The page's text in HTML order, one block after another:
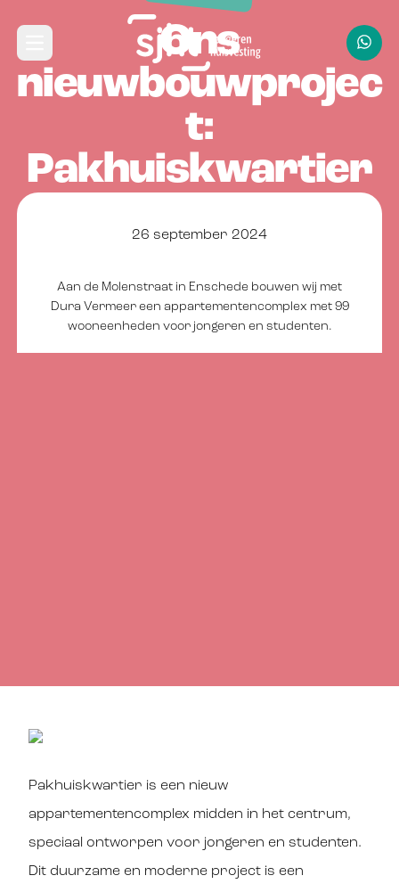
Direct naar hoofdinhoud Navbar
Open hoofdmenu
Ons
nieuwbouwprojec
t:
Pakhuiskwartier
26 september 2024
Aan de Molenstraat in Enschede bouwen wij met
Dura Vermeer een appartementencomplex met 99
wooneenheden voor jongeren en studenten.
Pakhuiskwartier is een nieuw
appartementencomplex midden in het centrum,
speciaal ontworpen voor jongeren en studenten.
Dit duurzame en moderne project is een